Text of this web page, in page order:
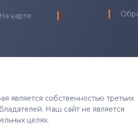
На карте
является собственностью третьих
Наш сайт не является
целях.